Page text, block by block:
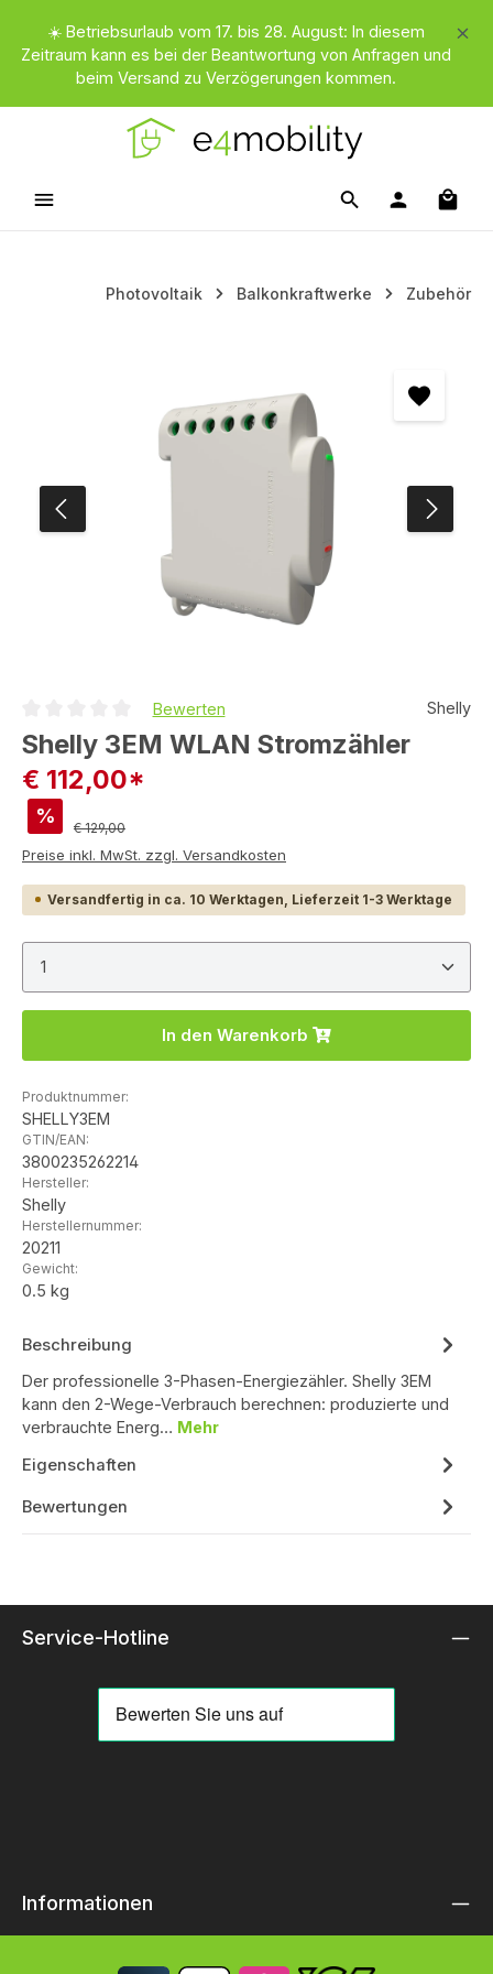
Zum Hauptinhalt springen
☀️ Betriebsurlaub vom 17. bis 28. August: In diesem
Zeitraum kann es bei der Beantwortung von Anfragen und
beim Versand zu Verzögerungen kommen.
Photovoltaik Balkonkraftwerke Zubehör
Durchschnittliche Bewertung von 0 von 5 Sternen
Bewerten Shelly
Shelly 3EM WLAN Stromzähler
€ 112,00*
% Regulärer Preis:
€ 129,00
Preise inkl. MwSt. zzgl. Versandkosten
Versandfertig in ca. 10 Werktagen, Lieferzeit 1-3 Werktage
Produkt Anzahl: Gib den gewünschten Wert ein
In den Warenkorb
Produktnummer:
SHELLY3EM
GTIN/EAN:
3800235262214
Hersteller:
Shelly
Herstellernummer:
20211
Gewicht:
0.5 kg
Beschreibung
Der professionelle 3-Phasen-Energiezähler. Shelly 3EM
kann den 2-Wege-Verbrauch berechnen: produzierte und
verbrauchte Energ… Mehr
Eigenschaften
Bewertungen
Service-Hotline
Informationen